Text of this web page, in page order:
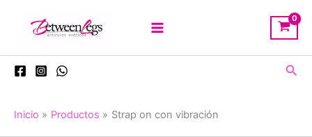
Inicio Productos Strap on con vibración